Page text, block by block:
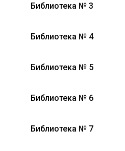
Библиотека № 3
Библиотека № 4
Библиотека № 5
Библиотека № 6
Библиотека № 7